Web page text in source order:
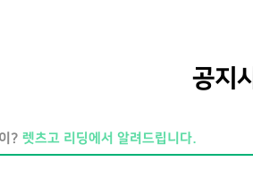
공지
?렛츠고 리딩에서 알려드립니다.